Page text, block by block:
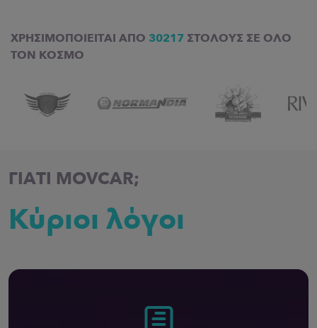
ΧΡΗΣΙΜΟΠΟΙΕΊΤΑΙ ΑΠΌ30217ΣΤΌΛΟΥΣ ΣΕ ΌΛΟ
ΤΟΝ ΚΌΣΜΟ
ΓΙΑΤΙ MOVCAR;
Κύριοι λόγοι